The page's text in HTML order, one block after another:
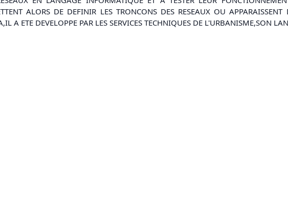
ALORS DE DEFINIR LES TRONCONS DES RESEAUX OU APPARAISSENT
A ETE DEVELOPPE PAR LES SERVICES TECHNIQUES DE L'URBANISME,SON